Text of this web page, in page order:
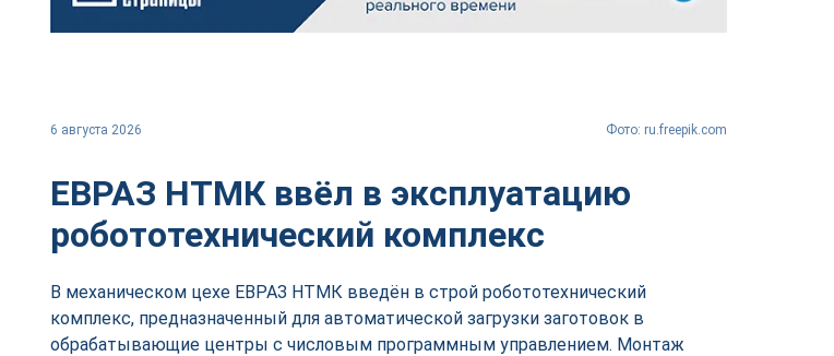
6 августа 2026 Фото: ru.freepik.com
ЕВРАЗ НТМК ввёл в эксплуатацию
робототехнический комплекс
В механическом цехе ЕВРАЗ НТМК введён в строй робототехнический
комплекс, предназначенный для автоматической загрузки заготовок в
обрабатывающие центры с числовым программным управлением. Монтаж